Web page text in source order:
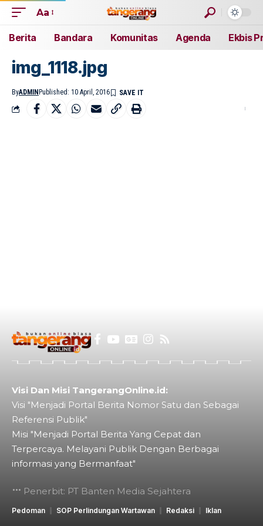
Aa
Berita Bandara Komunitas Agenda Ekbis
img_1118.jpg
ByADMIN Published: 10 April, 2016
Visi Dan Misi TangerangOnline.id:
Visi "Menjadi Portal Berita Nomor Satu dan Sebagai
Referensi Publik"
Misi "Menjadi Portal Berita Yang Cepat dan
Terpercaya. Melayani Publik Dengan Berbagai
informasi yang Bermanfaat"
Penerbit: PT Banten Media Sejahtera
Pedoman SOP Perlindungan Wartawan Redaksi Iklan